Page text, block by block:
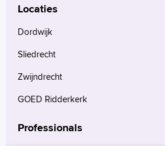
Locaties
Dordwijk
Sliedrecht
Zwijndrecht
GOED Ridderkerk
Professionals